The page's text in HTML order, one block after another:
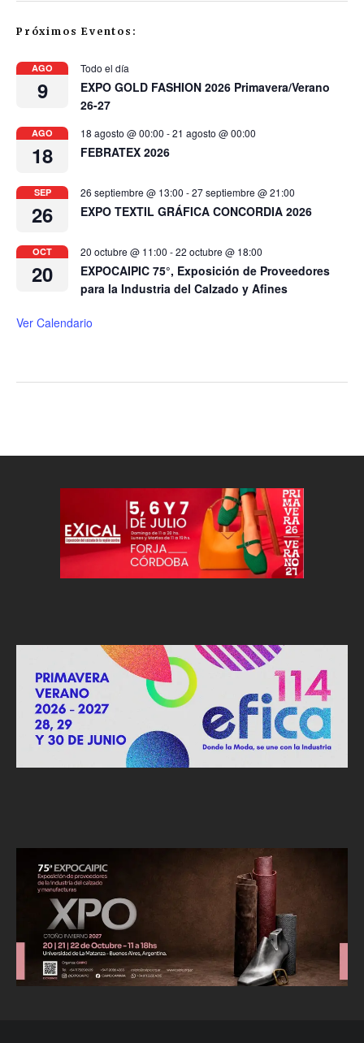
Próximos Eventos:
AGO
9
Todo el día
EXPO GOLD FASHION 2026 Primavera/Verano
26-27
AGO
18
18 agosto @ 00:00 -21 agosto @ 00:00
FEBRATEX 2026
SEP
26
26 septiembre @ 13:00 -27 septiembre @ 21:00
EXPO TEXTIL GRÁFICA CONCORDIA 2026
OCT
20
20 octubre @ 11:00 -22 octubre @ 18:00
EXPOCAIPIC 75°, Exposición de Proveedores
para la Industria del Calzado y Afines
Ver Calendario